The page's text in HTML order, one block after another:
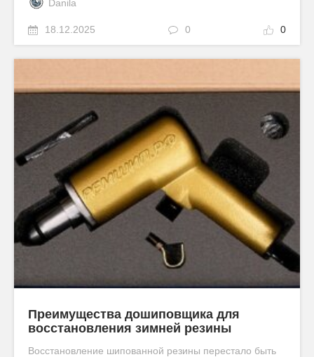
Danila
18.12.2025 0 0
Преимущества дошиповщика для
восстановления зимней резины
Восстановление шипованной резины перестало быть